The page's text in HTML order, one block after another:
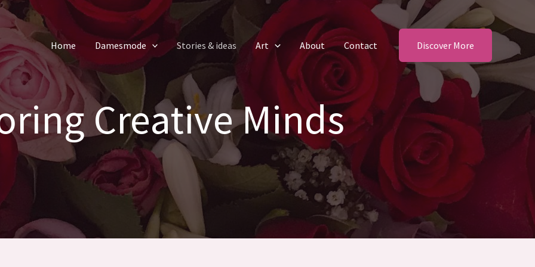
Home Damesmode Stories & ideas Art About Contact Discover More
Creative Minds